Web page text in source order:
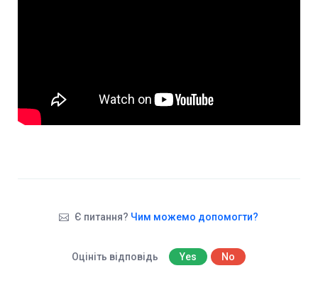
Є питання? Чим можемо допомогти?
Оцініть відповідь Yes No